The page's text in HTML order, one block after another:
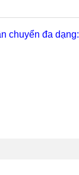
chuyển đa dạng: